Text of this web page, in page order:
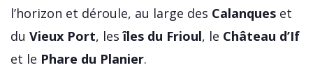
l’horizon et déroule, au large des Calanques et
du Vieux Port, lesîles du Frioul, le Château d’If
et le Phare du Planier.